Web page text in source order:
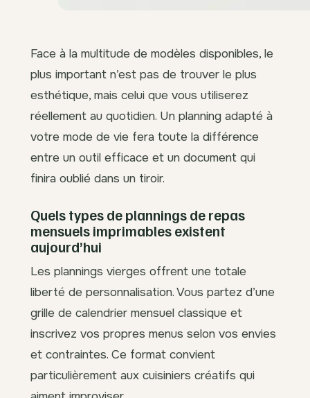
Face à la multitude de modèles disponibles, le
plus important n’est pas de trouver le plus
esthétique, mais celui que vous utiliserez
réellement au quotidien. Un planning adapté à
votre mode de vie fera toute la différence
entre un outil efficace et un document qui
finira oublié dans un tiroir.
Quels types de plannings de repas
mensuels imprimables existent
aujourd’hui
Les plannings vierges offrent une totale
liberté de personnalisation. Vous partez d’une
grille de calendrier mensuel classique et
inscrivez vos propres menus selon vos envies
et contraintes. Ce format convient
particulièrement aux cuisiniers créatifs qui